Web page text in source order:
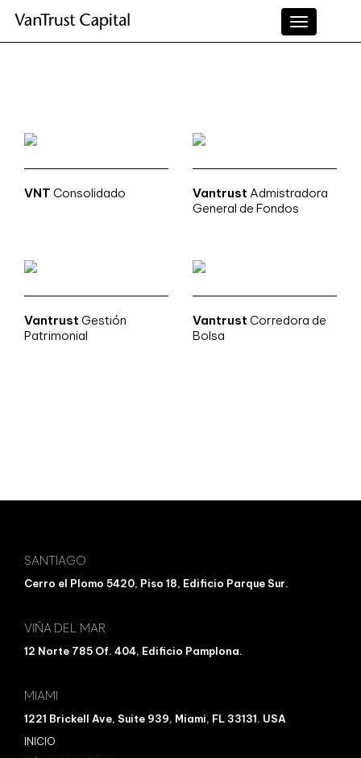
Toggle
VNT Consolidado Vantrust Admistradora
General de Fondos
Vantrust Gestión
Patrimonial
Vantrust Corredora de
Bolsa
SANTIAGO
Cerro el Plomo 5420, Piso 18, Edificio Parque Sur.
VIÑA DEL MAR
12 Norte 785 Of. 404, Edificio Pamplona.
MIAMI
1221 Brickell Ave, Suite 939, Miami, FL 33131. USA
INICIO